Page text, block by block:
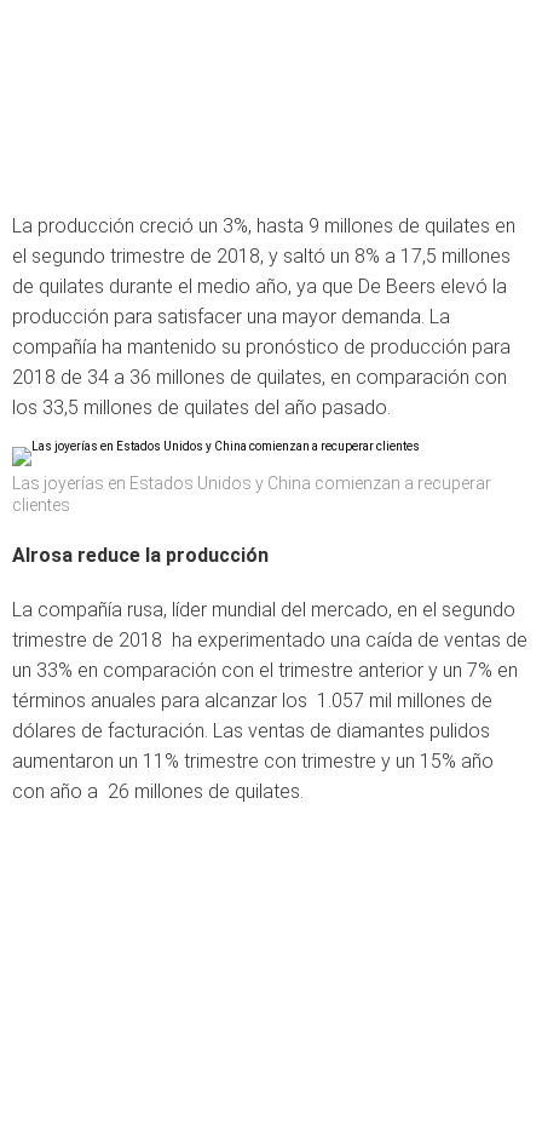
La producción creció un 3%, hasta 9 millones de quilates en
el segundo trimestre de 2018, y saltó un 8% a 17,5 millones
de quilates durante el medio año, ya que De Beers elevó la
producción para satisfacer una mayor demanda. La
compañía ha mantenido su pronóstico de producción para
2018 de 34 a 36 millones de quilates, en comparación con
los 33,5 millones de quilates del año pasado.
Las joyerías en Estados Unidos y China comienzan a recuperar
clientes
Alrosa reduce la producción
La compañía rusa, líder mundial del mercado, en el segundo
trimestre de 2018 ha experimentado una caída de ventas de
un 33% en comparación con el trimestre anterior y un 7% en
términos anuales para alcanzar los 1.057 mil millones de
dólares de facturación. Las ventas de diamantes pulidos
aumentaron un 11% trimestre con trimestre y un 15% año
con año a 26 millones de quilates.